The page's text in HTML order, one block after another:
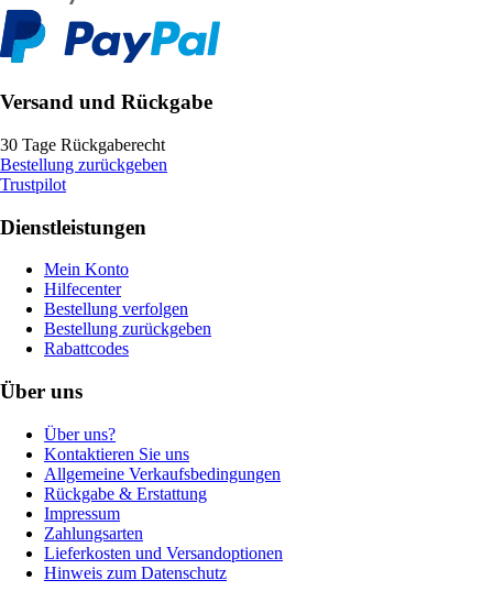
Versand und Rückgabe
30 Tage Rückgaberecht
Bestellung zurückgeben
Trustpilot
Dienstleistungen
Mein Konto
Hilfecenter
Bestellung verfolgen
Bestellung zurückgeben
Rabattcodes
Über uns
Über uns?
Kontaktieren Sie uns
Allgemeine Verkaufsbedingungen
Rückgabe & Erstattung
Impressum
Zahlungsarten
Lieferkosten und Versandoptionen
Hinweis zum Datenschutz